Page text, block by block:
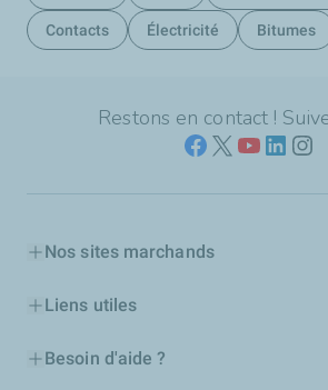
Contacts Électricité Bitumes
Restons en contact !
Nos sites marchands
Liens utiles
Besoin d'aide ?